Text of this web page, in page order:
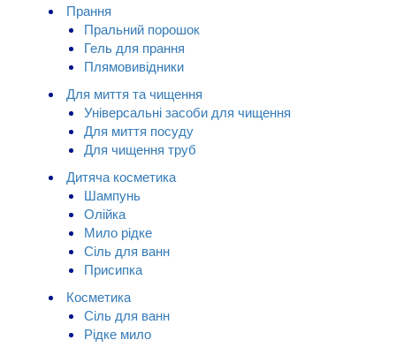
Прання
Пральний порошок
Гель для прання
Плямовивідники
Для миття та чищення
Універсальні засоби для чищення
Для миття посуду
Для чищення труб
Дитяча косметика
Шампунь
Олійка
Мило рідке
Сіль для ванн
Присипка
Косметика
Сіль для ванн
Рідке мило